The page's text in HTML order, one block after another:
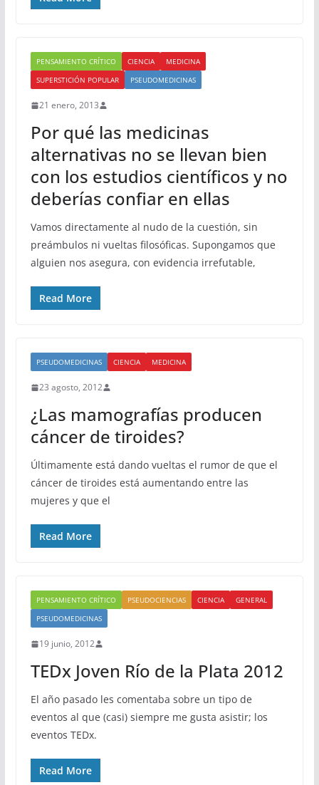
PENSAMIENTO CRÍTICO CIENCIA
MEDICINA
SUPERSTICIÓN POPULAR
PSEUDOMEDICINAS
21 enero, 2013
Por qué las medicinas
alternativas no se llevan bien
con los estudios científicos y no
deberías confiar en ellas
Vamos directamente al nudo de la cuestión, sin
preámbulos ni vueltas filosóficas. Supongamos que
alguien nos asegura, con evidencia irrefutable,
Read More
PSEUDOMEDICINAS CIENCIA MEDICINA
23 agosto, 2012
¿Las mamografías producen
cáncer de tiroides?
Últimamente está dando vueltas el rumor de que el
cáncer de tiroides está aumentando entre las
mujeres y que el
Read More
PENSAMIENTO CRÍTICO PSEUDOCIENCIAS CIENCIA
GENERAL
PSEUDOMEDICINAS
19 junio, 2012
TEDx Joven Río de la Plata 2012
El año pasado les comentaba sobre un tipo de
eventos al que (casi) siempre me gusta asistir; los
eventos TEDx.
Read More